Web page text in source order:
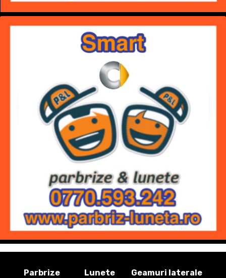
Parbrize Lunete Geamuri laterale